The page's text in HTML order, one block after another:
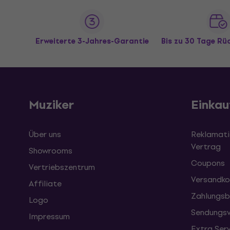
Erweiterte 3-Jahres-Garantie Bis zu 30 Tage
Muziker
Über uns
Showrooms
Vertriebszentrum
Affiliate
Logo
Impressum
Vertrag
Coupons